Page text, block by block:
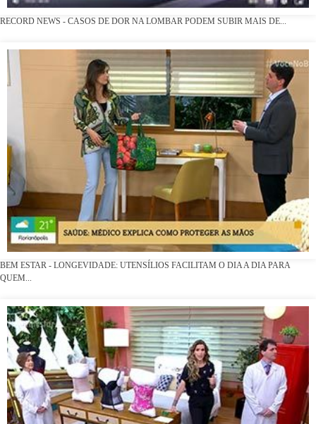
RECORD NEWS - CASOS DE DOR NA LOMBAR PODEM SUBIR MAIS DE...
BEM ESTAR - LONGEVIDADE: UTENSÍLIOS FACILITAM O DIA A DIA PARA
QUEM...